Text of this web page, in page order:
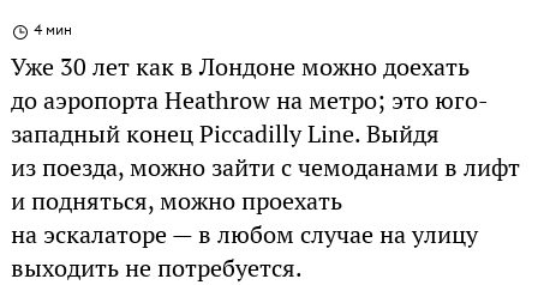
4 мин
Уже 30 лет как в Лондоне можно доехать
до аэропорта Heathrow на метро; это юго-
западный конец Piccadilly Line. Выйдя
из поезда, можно зайти с чемоданами в лифт
и подняться, можно проехать
на эскалаторе — в любом случае на улицу
выходить не потребуется.